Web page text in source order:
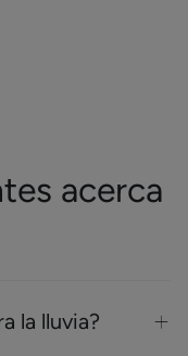
acerca
la lluvia?